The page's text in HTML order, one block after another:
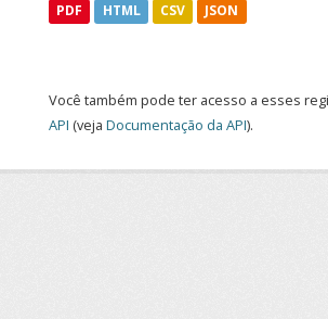
PDF HTML CSV JSON
Você também pode ter acesso a esses
API (veja Documentação da API).